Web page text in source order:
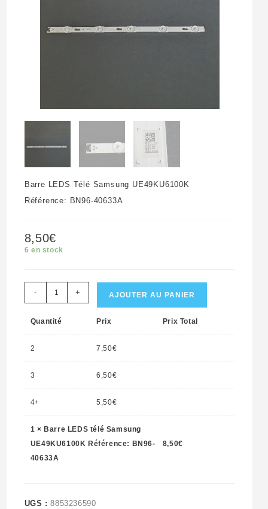
Barre LEDS Télé Samsung UE49KU6100K
Référence: BN96-40633A
8,50€
6 en stock
quantité
de
Barre
Samsung
Référence:
BN96-
40633A
- + AJOUTER AU PANIER
Quantité Prix Prix Total
2 7,50€
3 6,50€
4+ 5,50€
1 × Barre LEDS télé Samsung
UE49KU6100K Référence: BN96-
40633A
8,50€
UGS :8853236590